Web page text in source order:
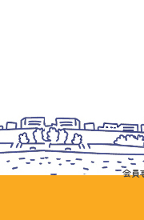
会員